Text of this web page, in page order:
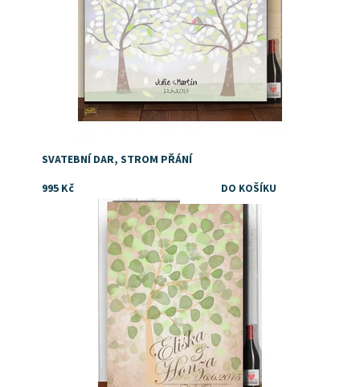
SVATEBNÍ DAR, STROM PŘÁNÍ
995 Kč
Dostupnost:
Skladem